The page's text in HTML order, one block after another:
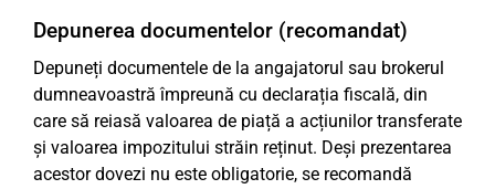
Depunerea documentelor (recomandat)
Depuneți documentele de la angajatorul sau brokerul
dumneavoastră împreună cu declarația fiscală, din
care să reiasă valoarea de piață a acțiunilor transferate
și valoarea impozitului străin reținut. Deși prezentarea
acestor dovezi nu este obligatorie, se recomandă